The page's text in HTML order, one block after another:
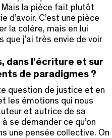
Mais la pièce fait plutôt
d’avoir. C’est une pièce
la colère, mais en lui
que j’ai très envie de voir
dans l’écriture et sur
de paradigmes ?
question de justice et en
les émotions qui nous
et autrice de sa
se demander ce qu’on
une pensée collective. On